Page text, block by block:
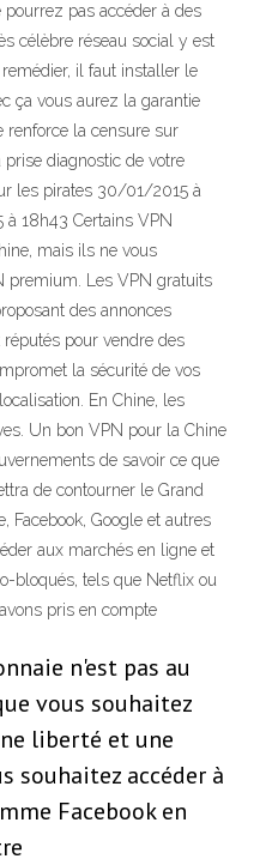
pourrez pas accéder à des
célèbre réseau social y est
il faut installer le
ça vous aurez la garantie
renforce la censure sur
diagnostic de votre
les pirates 30/01/2015 à
18h43 Certains VPN
mais ils ne vous
premium. Les VPN gratuits
des annonces
pour vendre des
la sécurité de vos
En Chine, les
Un bon VPN pour la Chine
de savoir ce que
de contourner le Grand
Facebook, Google et autres
aux marchés en ligne et
bloqués, tels que Netflix ou
pris en compte
n'est pas au
vous souhaitez
liberté et une
souhaitez accéder à
Facebook en